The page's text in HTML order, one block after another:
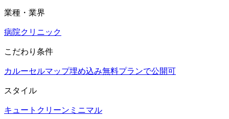
業種・業界
病院クリニック
こだわり条件
カルーセルマップ埋め込み無料プランで公開可
スタイル
キュート クリーン ミニマル